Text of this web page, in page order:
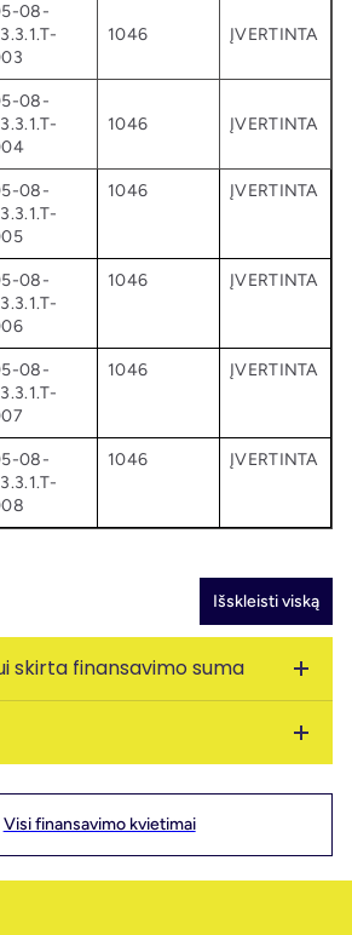
08-
1046 ĮVERTINTA
08-
1046 ĮVERTINTA
08-
1046 ĮVERTINTA
08-
1046 ĮVERTINTA
08-
1046 ĮVERTINTA
08-
1046 ĮVERTINTA
Išskleisti viską
skirta finansavimo suma
2025-10-23 09:00:00
iki:2025-11-24 17:00:00
Visi finansavimo kvietimai